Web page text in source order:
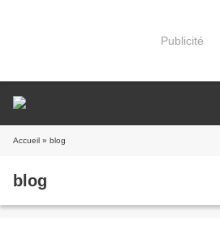
Publicité
Accueil » blog
blog